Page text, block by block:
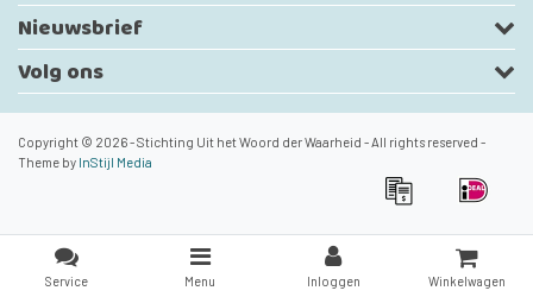
Nieuwsbrief
Volg ons
Copyright © 2026 - Stichting Uit het Woord der Waarheid - All rights reserved -
Theme by InStijl Media
Service Menu Inloggen Winkelwagen